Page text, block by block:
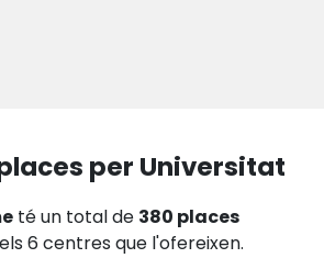
per Universitat
té un total de 380 places
6 centres que l'ofereixen.